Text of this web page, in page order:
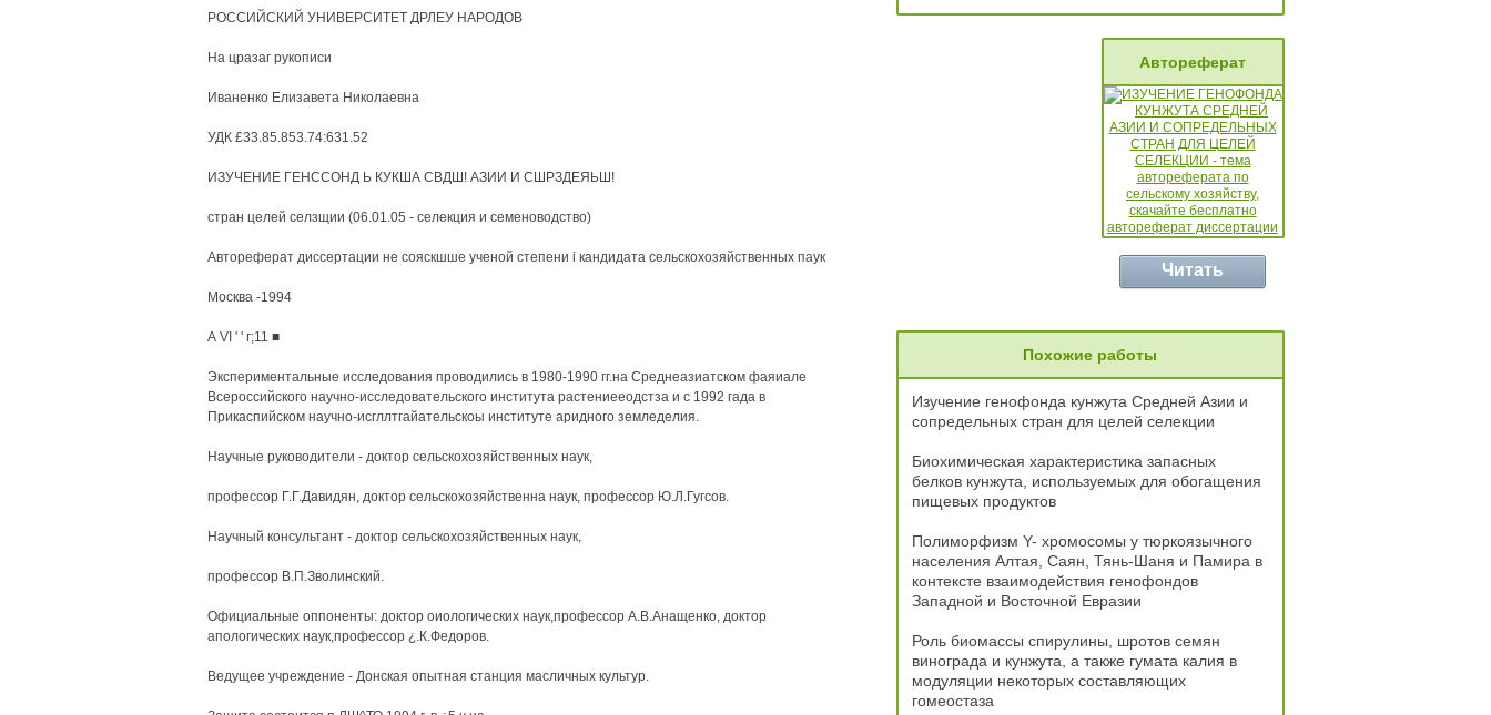
РОССИЙСКИЙ УНИВЕРСИТЕТ ДРЛЕУ НАРОДОВ
На цразаг рукописи
Иваненко Елизавета Николаевна
УДК £33.85.853.74:631.52
ИЗУЧЕНИЕ ГЕНССОНД Ь КУКША СВДШ! АЗИИ И СШРЗДЕЯЬШ!
стран целей селзщии (06.01.05 - селекция и семеноводство)
Автореферат диссертации не сояскшше ученой степени i кандидата сельскохозяйственных паук
Москва -1994
А VI ' ' г;11 ■
Экспериментальные исследования проводились в 1980-1990 гг.на Среднеазиатском фаяиале
Всероссийского научно-исследовательского института растениееодстза и с 1992 гада в
Прикаспийском научно-исгллтгайательскоы институте аридного земледелия.
Научные руководители - доктор сельскохозяйственных наук,
профессор Г.Г.Давидян, доктор сельскохозяйственна наук, профессор Ю.Л.Гугсов.
Научный консультант - доктор сельскохозяйственных наук,
профессор В.П.Зволинский.
Официальные оппоненты: доктор оиологических наук,профессор А.В.Анащенко, доктор
апологических наук,профессор ¿.К.Федоров.
Ведущее учреждение - Донская опытная станция масличных культур.
Автореферат
Читать
Похожие работы
Изучение генофонда кунжута Средней Азии и
сопредельных стран для целей селекции
Биохимическая характеристика запасных
белков кунжута, используемых для обогащения
пищевых продуктов
Полиморфизм Y- хромосомы у тюркоязычного
населения Алтая, Саян, Тянь-Шаня и Памира в
контексте взаимодействия генофондов
Западной и Восточной Евразии
Роль биомассы спирулины, шротов семян
винограда и кунжута, а также гумата калия в
модуляции некоторых составляющих
гомеостаза